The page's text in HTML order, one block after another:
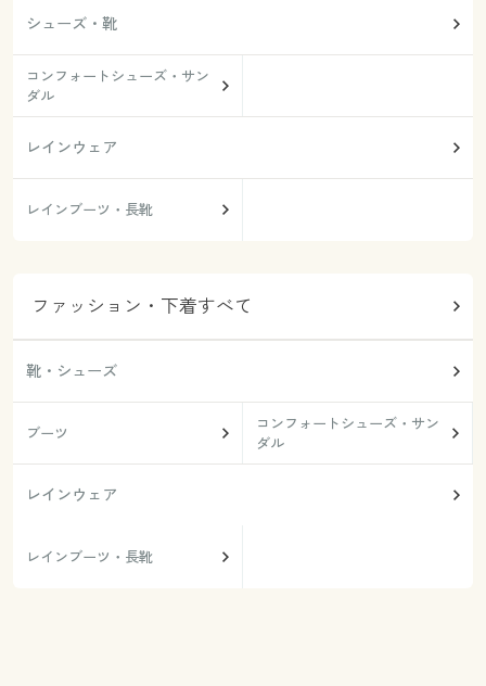
シューズ・靴
コンフォートシューズ・サン
ダル
レインウェア
レインブーツ・長靴
ファッション・下着すべて
靴・シューズ
ブーツ
コンフォートシューズ・サン
ダル
レインウェア
レインブーツ・長靴